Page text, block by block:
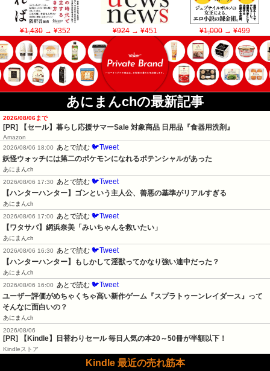
¥1,430→ ¥352 ¥924→ ¥451 ¥1,000→ ¥499
あにまんchの最新記事
2026/08/06まで
[PR] 【セール】暮らし応援サマーSale 対象商品 日用品『食器用洗剤』
Amazon
2026/08/06 18:00
あとで読む 🐦Tweet
妖怪ウォッチには第二のポケモンになれるポテンシャルがあった
あにまんch
2026/08/06 17:30
あとで読む 🐦Tweet
【ハンターハンター】ゴンという主人公、善悪の基準がリアルすぎる
あにまんch
2026/08/06 17:00
あとで読む 🐦Tweet
【ワタサバ】網浜奈美「みいちゃんを救いたい」
あにまんch
2026/08/06 16:30
あとで読む 🐦Tweet
【ハンターハンター】もしかして淫獣ってかなり強い連中だった？
あにまんch
2026/08/06 16:00
あとで読む 🐦Tweet
ユーザー評価がめちゃくちゃ高い新作ゲーム『スプラトゥーンレイダース』って
そんなに面白いの？
あにまんch
2026/08/06
[PR] 【Kindle】日替わりセール 毎日人気の本20～50冊が半額以下！
Kindleストア
Kindle 最近の売れ筋本